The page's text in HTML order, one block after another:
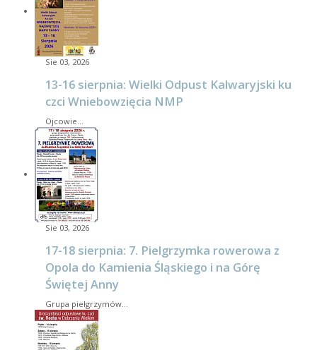
Sie 03, 2026
13-16 sierpnia: Wielki Odpust Kalwaryjski ku
czci Wniebowzięcia NMP
Ojcowie…
Sie 03, 2026
17-18 sierpnia: 7. Pielgrzymka rowerowa z
Opola do Kamienia Śląskiego i na Górę
Świętej Anny
Grupa pielgrzymów…